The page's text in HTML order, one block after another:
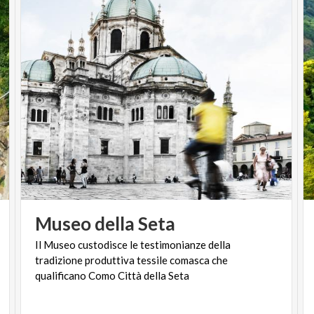
MuseodellaSeta
Il Museo custodisce le testimonianze della
tradizione produttiva tessile comasca che
qualificano Como Città della Seta